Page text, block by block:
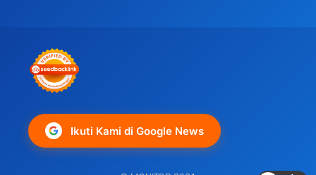
Ikuti Kami di Google News